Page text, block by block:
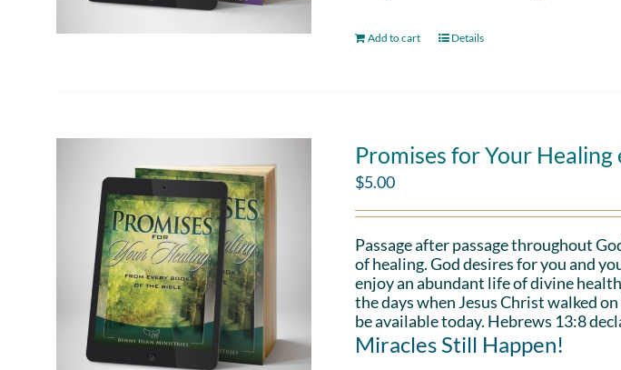
Add to cart Details
Promises for Your Healing
$5.00
Passage after passage throughout
of healing. God desires for you and
enjoy an abundant life of divine
the days when Jesus Christ walked
be available today. Hebrews 13:8
Miracles Still Happen!